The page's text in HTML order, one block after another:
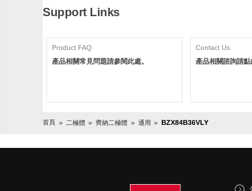
Support Links
Product FAQ
產品相關常見問題請參閱此處。
Contact Us
產品相關諮詢請點
首頁 二極體 齊納二極體 通用 BZX84B36VLY